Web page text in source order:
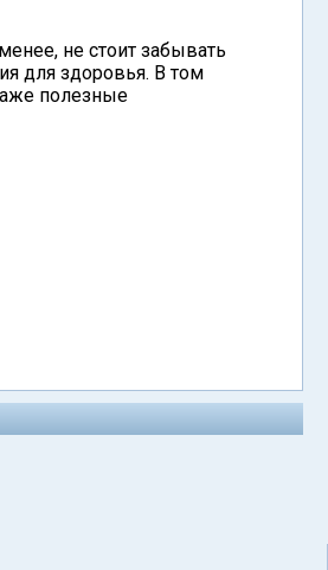
не стоит забывать
для здоровья. В том
полезные